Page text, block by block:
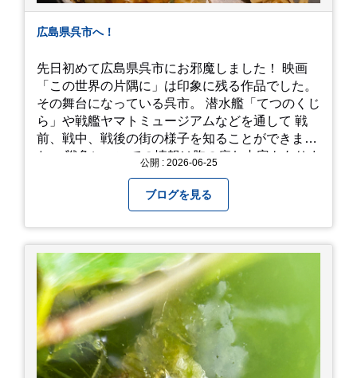
広島県呉市へ！
先日初めて広島県呉市にお邪魔しました！ 映画
「この世界の片隅に」は印象に残る作品でした。
その舞台になっている呉市。 潜水艦「てつのくじ
ら」や戦艦ヤマトミュージアムなどを通して 戦
前、戦中、戦後の街の様子を知ることができまし
た。 戦争についての情報は胸の痛む内容もありま
て本当に良かったです！ そして美味しい物もたく
さん。 写真は地元のスーパーで買った自分へのお
土産たち。 お好み焼きもやっぱり美味しいです
ね！ 広島また遊びに行きたいです♪
公開 : 2026-06-25
ブログを見る